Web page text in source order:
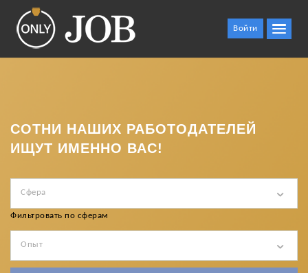
Войти
СОТНИ НАШИХ РАБОТОДАТЕЛЕЙ
ИЩУТ ИМЕННО ВАС!
Сфера
Фильтровать по сферам
Опыт